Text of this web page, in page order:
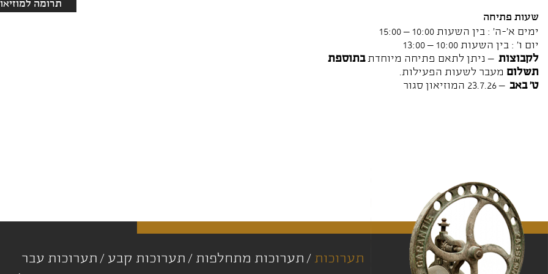
תרומה
שעות פתיחה
ימים א'-ה' : בין השעות 10:00 – 15:00
יום ו' : בין השעות 10:00 – 13:00
לקבוצות – ניתן לתאם פתיחה מיוחדתבתוספת
תשלום מעבר לשעות הפעילות.
ט' באב– 23.7.26 המוזיאון סגור
תערוכות תערוכות מתחלפות תערוכות קבע
תערוכות עבר